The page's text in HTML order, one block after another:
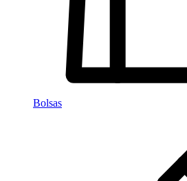
Bolsas